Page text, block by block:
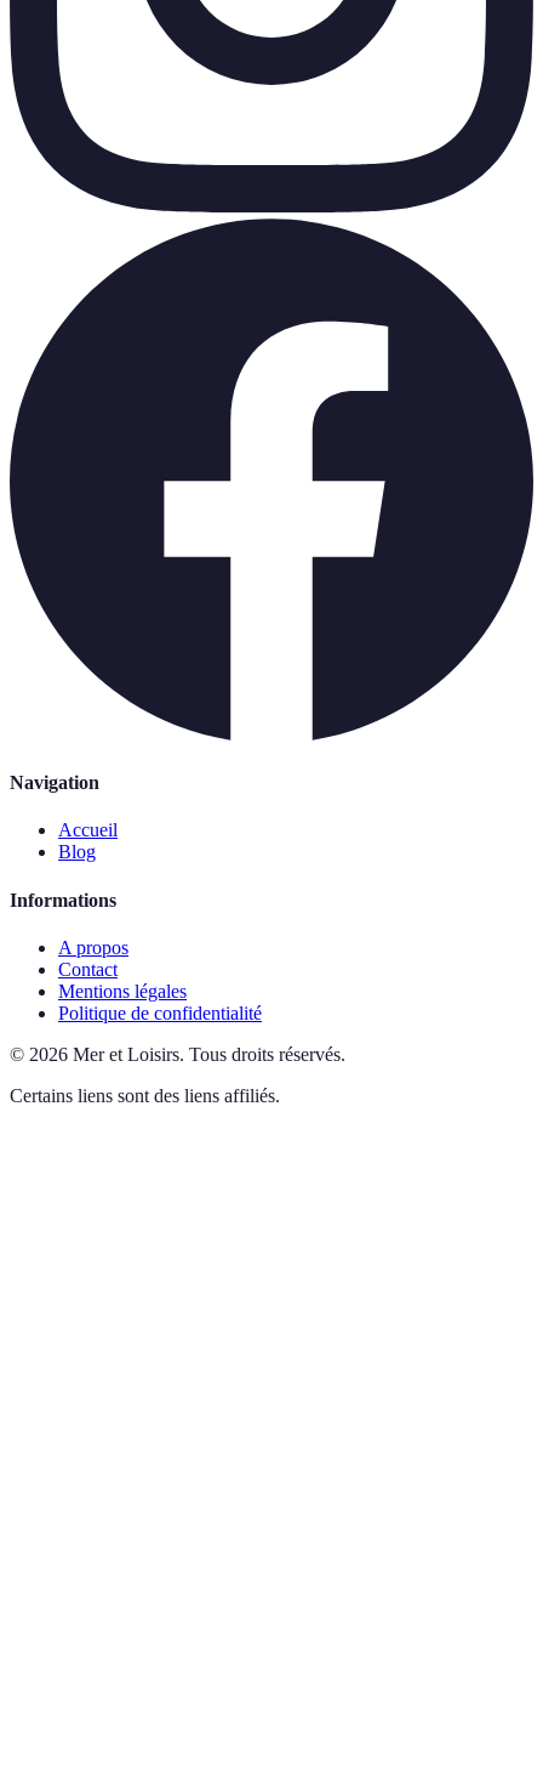
Navigation
Accueil
Blog
Informations
A propos
Contact
Mentions légales
Politique de confidentialité
© 2026 Mer et Loisirs. Tous droits réservés.
Certains liens sont des liens affiliés.